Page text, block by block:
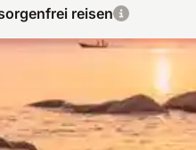
reisen
Trauminsel
und spektakuläre